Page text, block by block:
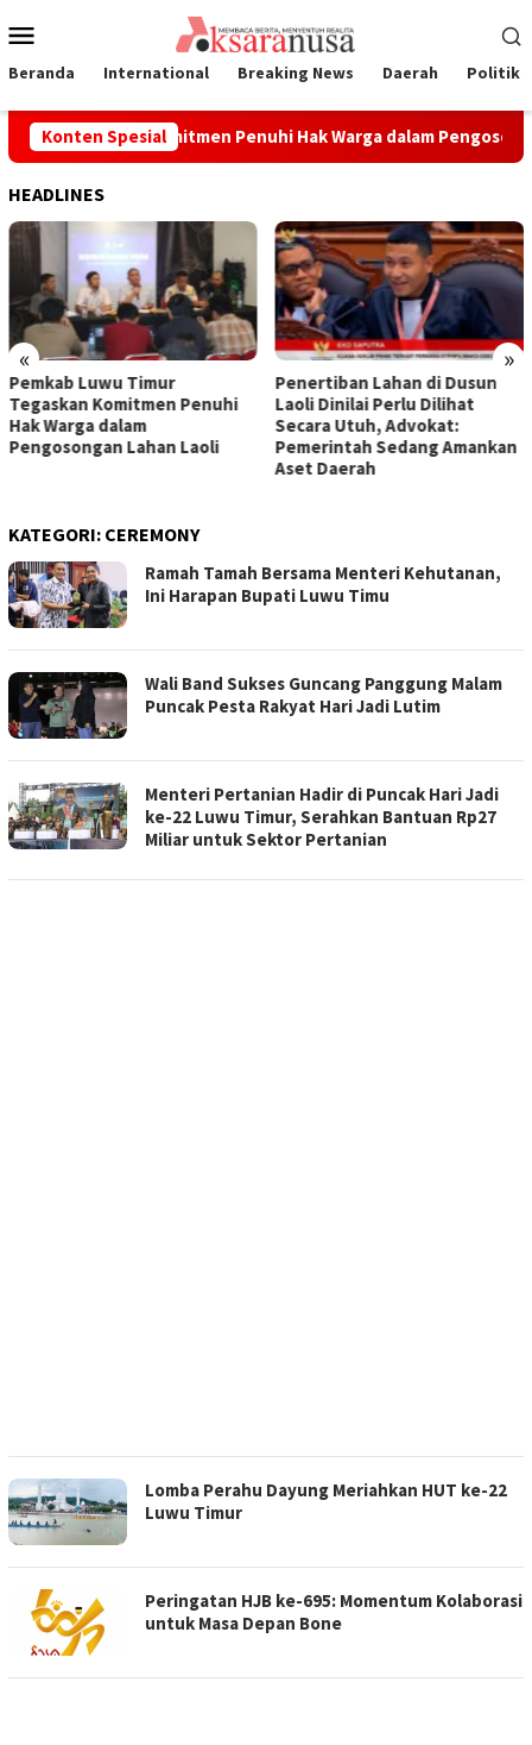
ke
Mobile
Beranda International Breaking News Daerah Politik
Konten Spesial
Tegaskan Komitmen Penuhi Hak Warga dalam Pengosongan
HEADLINES
« »
Pemkab Luwu Timur
Tegaskan Komitmen Penuhi
Hak Warga dalam
Pengosongan Lahan Laoli
Penertiban Lahan di Dusun
Laoli Dinilai Perlu Dilihat
Secara Utuh, Advokat:
Pemerintah Sedang Amankan
Aset Daerah
KATEGORI: CEREMONY
Ramah Tamah Bersama Menteri Kehutanan,
Ini Harapan Bupati Luwu Timu
Wali Band Sukses Guncang Panggung Malam
Puncak Pesta Rakyat Hari Jadi Lutim
Menteri Pertanian Hadir di Puncak Hari Jadi
ke-22 Luwu Timur, Serahkan Bantuan Rp27
Miliar untuk Sektor Pertanian
Lomba Perahu Dayung Meriahkan HUT ke-22
Luwu Timur
Peringatan HJB ke-695: Momentum Kolaborasi
untuk Masa Depan Bone